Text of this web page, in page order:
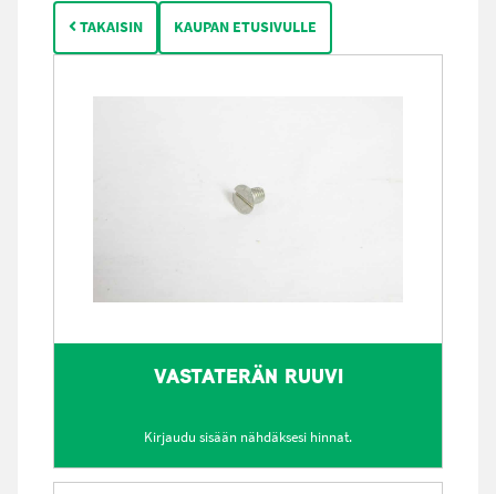
TAKAISIN KAUPAN ETUSIVULLE
VASTATERÄN RUUVI
Kirjaudu sisään nähdäksesi hinnat.